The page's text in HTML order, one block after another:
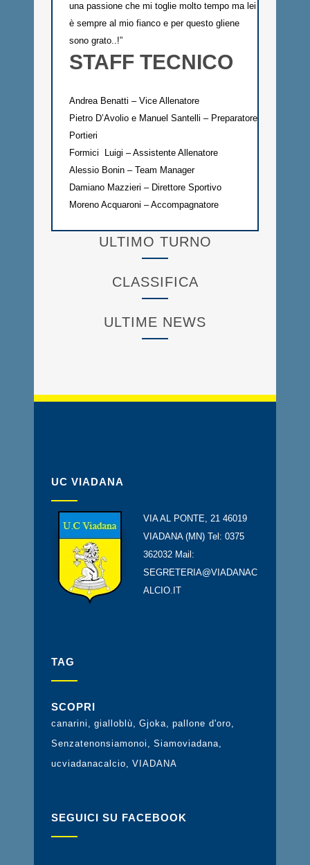
una passione che mi toglie molto tempo ma lei
è sempre al mio fianco e per questo gliene
sono grato..!”
STAFF TECNICO
Andrea Benatti – Vice Allenatore
Pietro D’Avolio e Manuel Santelli – Preparatore
Portieri
Formici Luigi – Assistente Allenatore
Alessio Bonin – Team Manager
Damiano Mazzieri – Direttore Sportivo
Moreno Acquaroni – Accompagnatore
ULTIMO TURNO
CLASSIFICA
ULTIME NEWS
UC VIADANA
VIA AL PONTE, 21 46019
VIADANA (MN) Tel: 0375
362032 Mail:
SEGRETERIA@VIADANAC
ALCIO.IT
TAG
SCOPRI
canarini gialloblù Gjoka pallone d'oro
Senzatenonsiamonoi
Siamoviadana
ucviadanacalcio
VIADANA
SEGUICI SU FACEBOOK